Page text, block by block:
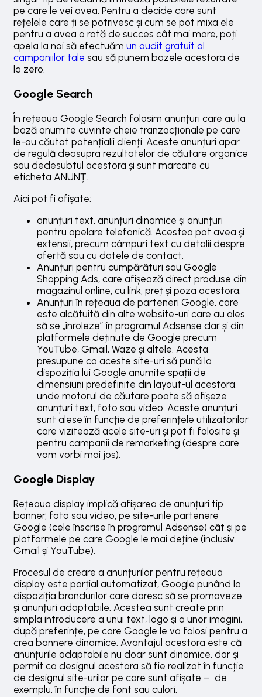
pe care le vei avea. Pentru a decide care sunt
rețelele care ți se potrivesc și cum se pot mixa ele
pentru a avea o rată de succes cât mai mare, poți
apela la noi să efectuăm un audit gratuit al
campaniilor tale sau să punem bazele acestora de
la zero.
Google Search
În rețeaua Google Search folosim anunțuri care au la
bază anumite cuvinte cheie tranzacționale pe care
le-au căutat potențialii clienți. Aceste anunțuri apar
de regulă deasupra rezultatelor de căutare organice
sau dedesubtul acestora și sunt marcate cu
eticheta ANUNȚ.
Aici pot fi afișate:
anunțuri text, anunțuri dinamice și anunțuri
pentru apelare telefonică. Acestea pot avea și
extensii, precum câmpuri text cu detalii despre
ofertă sau cu datele de contact.
Anunțuri pentru cumpărături sau Google
Shopping Ads, care afișează direct produse din
magazinul online, cu link, preț și poza acestora.
Anunțuri în rețeaua de parteneri Google, care
este alcătuită din alte website-uri care au ales
să se „înroleze” în programul Adsense dar și din
platformele deținute de Google precum
YouTube, Gmail, Waze și altele. Acesta
presupune ca aceste site-uri să pună la
dispoziția lui Google anumite spații de
dimensiuni predefinite din layout-ul acestora,
unde motorul de căutare poate să afișeze
anunțuri text, foto sau video. Aceste anunțuri
sunt alese în funcție de preferințele utilizatorilor
care vizitează acele site-uri și pot fi folosite și
pentru campanii de remarketing (despre care
vom vorbi mai jos).
Google Display
Rețeaua display implică afișarea de anunțuri tip
banner, foto sau video, pe site-urile partenere
Google (cele înscrise în programul Adsense) cât și pe
platformele pe care Google le mai deține (inclusiv
Gmail și YouTube).
Procesul de creare a anunțurilor pentru rețeaua
display este parțial automatizat, Google punând la
dispoziția brandurilor care doresc să se promoveze
și anunțuri adaptabile. Acestea sunt create prin
simpla introducere a unui text, logo și a unor imagini,
după preferințe, pe care Google le va folosi pentru a
crea bannere dinamice. Avantajul acestora este că
anunțurile adaptabile nu doar sunt dinamice, dar și
permit ca designul acestora să fie realizat în funcție
de designul site-urilor pe care sunt afișate – de
exemplu, în funcție de font sau culori.